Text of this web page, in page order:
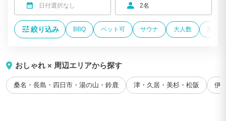
日付選択なし 2名
絞り込み BBQ ペット可 サウナ 大人数 海が
おしゃれ × 周辺エリアから探す
桑名・長島・四日市・湯の山・鈴鹿 津・久居・美杉・松阪 伊